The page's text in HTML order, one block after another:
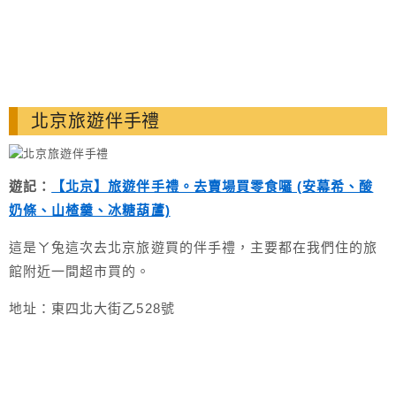
北京旅遊伴手禮
遊記：
【北京】旅遊伴手禮。去賣場買零食囉 (安幕希、酸
奶條、山楂羹、冰糖葫蘆)
這是ㄚ兔這次去北京旅遊買的伴手禮，主要都在我們住的旅
館附近一間超市買的。
地址：東四北大街乙528號